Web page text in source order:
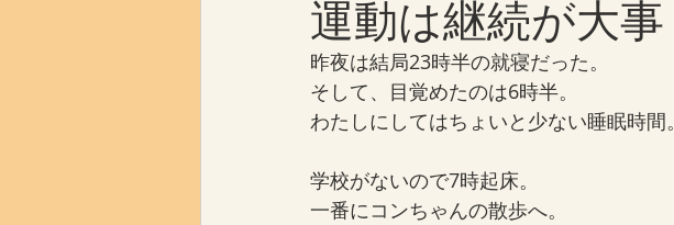
運動は継続が大事
昨夜は結局23時半の就寝だった。
そして、目覚めたのは6時半。
わたしにしてはちょいと少ない睡眠時間。
学校がないので7時起床。
一番にコンちゃんの散歩へ。